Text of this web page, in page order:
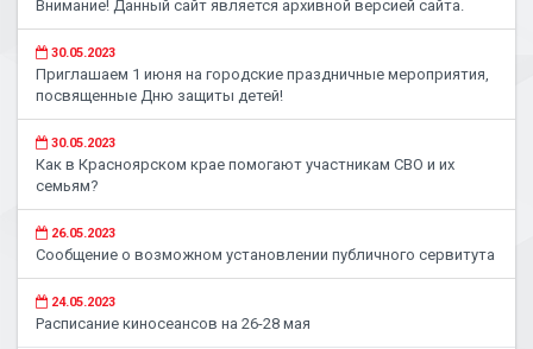
Внимание! Данный сайт является архивной версией сайта.
30.05.2023
Приглашаем 1 июня на городские праздничные мероприятия,
посвященные Дню защиты детей!
30.05.2023
Как в Красноярском крае помогают участникам СВО и их
семьям?
26.05.2023
Сообщение о возможном установлении публичного сервитута
24.05.2023
Расписание киносеансов на 26-28 мая